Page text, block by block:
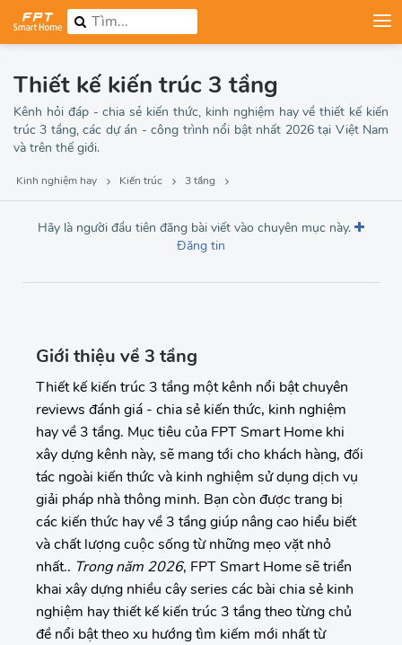
Thiết kế kiến trúc 3 tầng
Kênh hỏi đáp - chia sẻ kiến thức, kinh nghiệm hay về thiết kế kiến
trúc 3 tầng, các dự án - công trình nổi bật nhất 2026 tại Việt Nam
và trên thế giới.
Kinh nghiệm hay Kiến trúc 3 tầng
Hãy là người đầu tiên đăng bài viết vào chuyên mục này.
Đăng tin
Giới thiệu về 3 tầng
Thiết kế kiến trúc 3 tầng một kênh nổi bật chuyên
reviews đánh giá - chia sẻ kiến thức, kinh nghiệm
hay về 3 tầng. Mục tiêu của FPT Smart Home khi
xây dựng kênh này, sẽ mang tới cho khách hàng, đối
tác ngoài kiến thức và kinh nghiệm sử dụng dịch vụ
giải pháp nhà thông minh. Bạn còn được trang bị
các kiến thức hay về 3 tầng giúp nâng cao hiểu biết
và chất lượng cuộc sống từ những mẹo vặt nhỏ
nhất.. Trong năm 2026, FPT Smart Home sẽ triển
khai xây dựng nhiều cây series các bài chia sẻ kinh
nghiệm hay thiết kế kiến trúc 3 tầng theo từng chủ
đề nổi bật theo xu hướng tìm kiếm mới nhất từ